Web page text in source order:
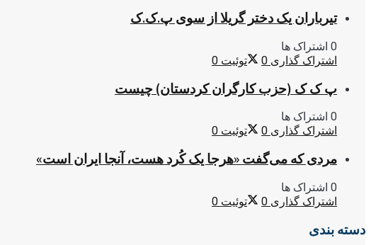
تیرباران یک دختر گریلا از سوی پ.ک.ک
0 اشتراک ها
اشتراک گذاری 0 توئیت 0
پ ک ک (حزب کارگران کردستان) چیست
0 اشتراک ها
اشتراک گذاری 0 توئیت 0
مردی که می‌گفت «هرجا یک کُرد هست، آنجا ایران است»
0 اشتراک ها
اشتراک گذاری 0 توئیت 0
دسته بندی